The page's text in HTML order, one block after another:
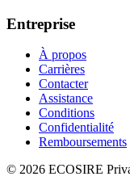
Entreprise
À propos
Carrières
Contacter
Assistance
Conditions
Confidentialité
Remboursements
© 2026 ECOSIRE